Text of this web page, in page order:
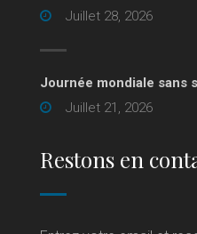
Juillet 28, 2026
Journée mondiale sans
Juillet 21, 2026
Restons en